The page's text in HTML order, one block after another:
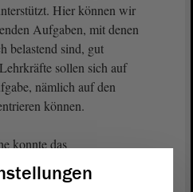
Hier können wir
Aufgaben, mit denen
belastend sind, gut
sollen sich auf
nämlich auf den
können.
konnte das
für die neuen
vorerst für